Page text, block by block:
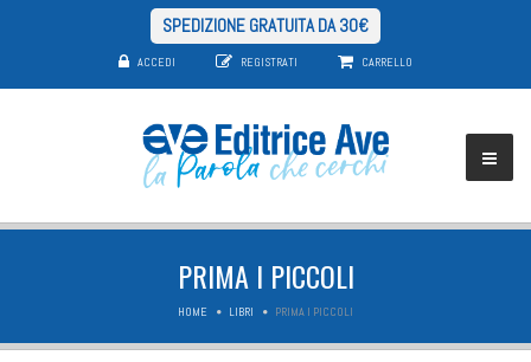
SPEDIZIONE GRATUITA DA 30€
ACCEDI REGISTRATI CARRELLO
PRIMA I PICCOLI
HOME LIBRI PRIMA I PICCOLI